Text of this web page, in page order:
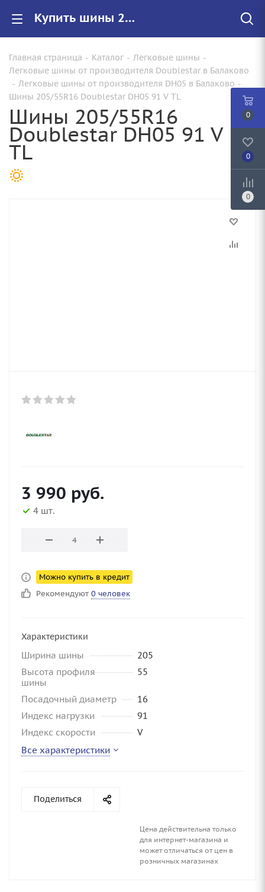
Купить шины 205/55R16 Doublestar DH05 91 V TL |Арт.92922005273 по цене от 3990.00 руб. в Балаково с доставкой
Главная страница - Каталог - Легковые шины -
Легковые шины от производителя Doublestar в Балаково
- Легковые шины от производителя DH05 в Балаково -
Шины 205/55R16 Doublestar DH05 91 V TL
Шины 205/55R16
Doublestar DH05 91 V
TL
3 990 руб.
4 шт.
Можно купить в кредит
Рекомендуют 0 человек
Характеристики
Ширина шины
205
Высота профиля
шины
55
Посадочный диаметр
16
Индекс нагрузки
91
Индекс скорости
V
Все характеристики
Поделиться
Цена действительна только
для интернет-магазина и
может отличаться от цен в
розничных магазинах
0
0
0